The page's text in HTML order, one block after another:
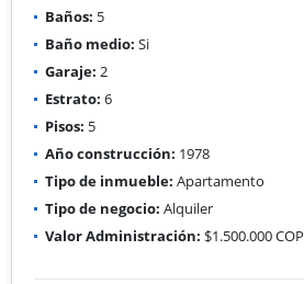
Baños: 5
Baño medio: Si
Garaje: 2
Estrato: 6
Pisos: 5
Año construcción: 1978
Tipo de inmueble: Apartamento
Tipo de negocio: Alquiler
Valor Administración: $1.500.000 COP